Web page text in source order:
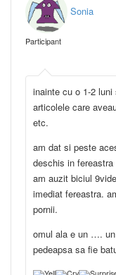
Sonia
Participant
inainte cu o 1-2
articolele care
etc.
am dat si peste
deschis in
am auzit biciul
imediat fereastra.
pornii.
omul ala e un ….
pedeapsa sa fie